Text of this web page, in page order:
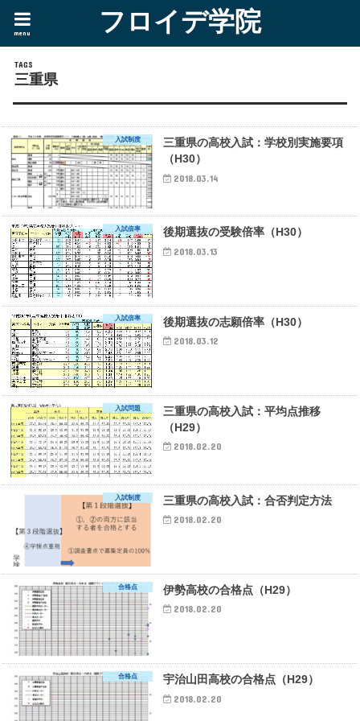
フロイデ学院
menu
三重県
入試制度
三重県の高校入試：学校別実施要項
（H30）
2018.03.14
入試倍率 後期選抜の受験倍率（H30）
2018.03.13
入試倍率 後期選抜の志願倍率（H30）
2018.03.12
入試問題
三重県の高校入試：平均点推移
（H29）
2018.02.20
入試制度 三重県の高校入試：合否判定方法
2018.02.20
合格点 伊勢高校の合格点（H29）
2018.02.20
合格点 宇治山田高校の合格点（H29）
2018.02.20